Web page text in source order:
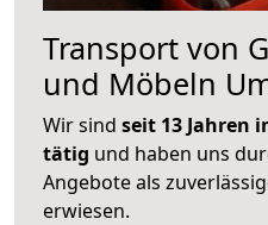
Transport von
und Möbeln
Wir sind seit 13 Jahren
tätig und haben uns
Angebote als
erwiesen.